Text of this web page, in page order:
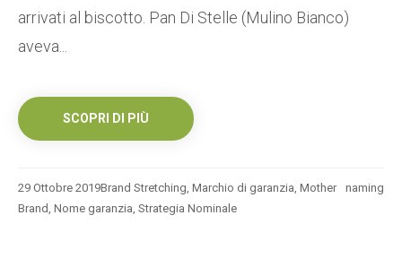
arrivati al biscotto. Pan Di Stelle (Mulino Bianco)
aveva...
SCOPRI DI PIÙ
29 Ottobre 2019 naming
Brand Stretching, Marchio di garanzia, Mother
Brand, Nome garanzia, Strategia Nominale